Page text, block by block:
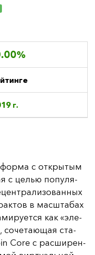
г.
с от­кры­тым
с целью по­пу­ля­
в мас­шта­бах
как «эле­
со­че­та­ющая ста­
Core с рас­ши­рен­